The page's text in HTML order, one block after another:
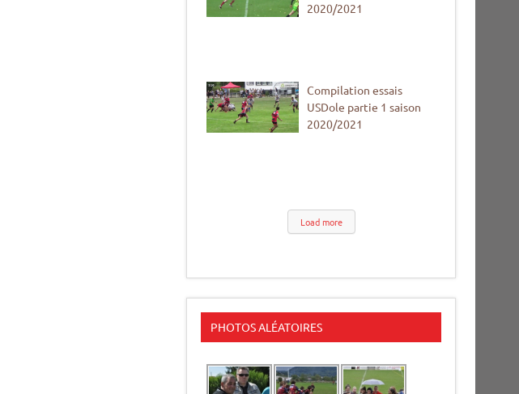
2020/2021
Compilation essais
USDole partie 1 saison
2020/2021
Load more
PHOTOS ALÉATOIRES